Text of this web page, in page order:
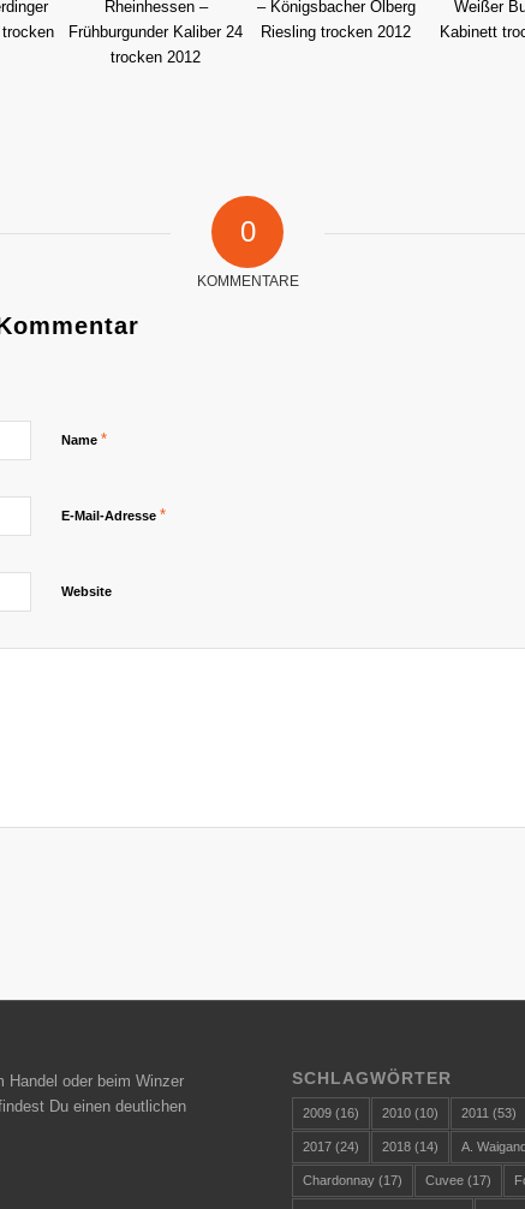
0
KOMMENTARE
Name *
E-Mail-Adresse *
Website
Handel oder beim Winzer
Du einen deutlichen
SCHLAGWÖRTER
2009 (16) 2010 (10) 2011 (53)
2017 (24) 2018 (14) A.
Chardonnay (17) Cuvee (17)